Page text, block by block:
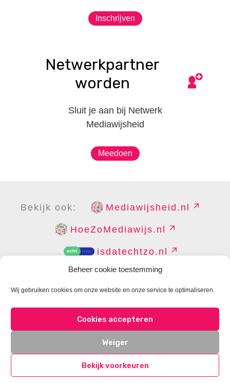
Beheer cookie toestemming
Wij gebruiken cookies om onze website en onze service te optimaliseren.
Cookies accepteren
Weiger
Bekijk voorkeuren
Inschrijven
Netwerkpartner
worden
Sluit je aan bij Netwerk
Mediawijsheid
Meedoen
Bekijk ook: Mediawijsheid.nl
HoeZoMediawijs.nl
isdatechtzo.nl
DISCLAIMER PRIVACY
CONTACT
COOKIES BEHEREN